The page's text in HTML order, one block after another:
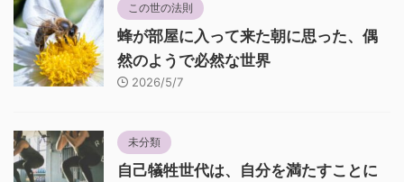
この世の法則
蜂が部屋に入って来た朝に思った、偶
然のようで必然な世界
2026/5/7
未分類
自己犠牲世代は、自分を満たすことに